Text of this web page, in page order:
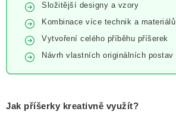
Složitější designy a vzory
Kombinace více technik a materiálů
Vytvoření celého příběhu příšerek
Návrh vlastních originálních postav
Jak příšerky kreativně využít?